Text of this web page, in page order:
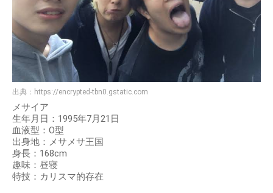
出典： https://encrypted-tbn0.gstatic.com
メサイア
生年月日：1995年7月21日
血液型：O型
出身地：メサメサ王国
身長：168cm
趣味：昼寝
特技：カリスマ的存在